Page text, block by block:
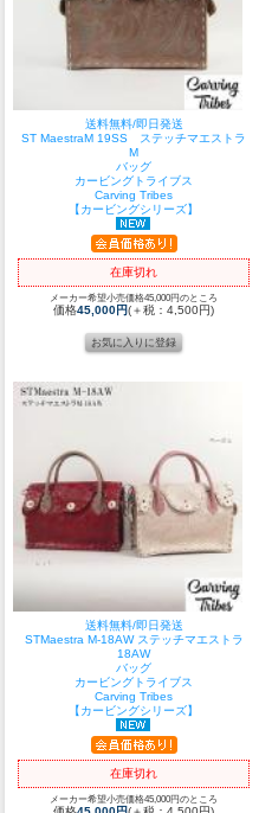
送料無料/即日発送
ST MaestraM 19SS ステッチマエストラ
M
バッグ
カービングトライブス
Carving Tribes
【カービングシリーズ】
在庫切れ
メーカー希望小売価格45,000円のところ
価格45,000円(＋税：4,500円)
送料無料/即日発送
STMaestra M-18AW ステッチマエストラ
18AW
バッグ
カービングトライブス
Carving Tribes
【カービングシリーズ】
在庫切れ
メーカー希望小売価格45,000円のところ